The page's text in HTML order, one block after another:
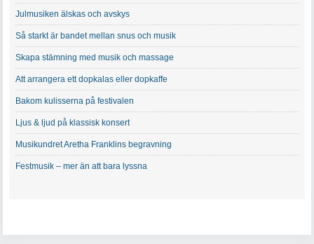
Julmusiken älskas och avskys
Så starkt är bandet mellan snus och musik
Skapa stämning med musik och massage
Att arrangera ett dopkalas eller dopkaffe
Bakom kulisserna på festivalen
Ljus & ljud på klassisk konsert
Musikundret Aretha Franklins begravning
Festmusik – mer än att bara lyssna